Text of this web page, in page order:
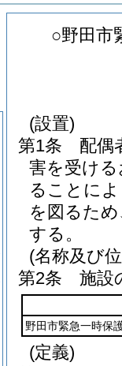
○野田市
(設置)
第1条
配偶
害を受け
ることに
を図るた
する。
(名称及び
第2条
施設
野田市緊急一時保
(定義)